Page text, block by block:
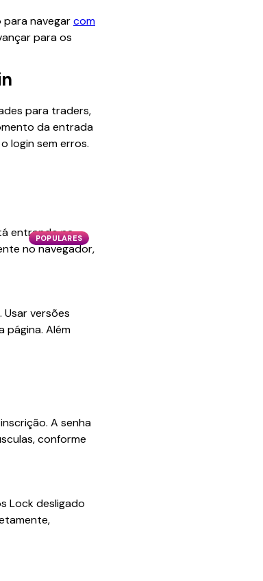
para navegarcom
para os
para traders,
da entrada
login sem erros.
POPULARES
entrando na
no navegador,
versões
página. Além
A senha
conforme
Lock desligado